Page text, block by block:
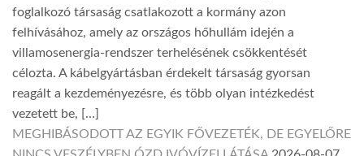
foglalkozó társaság csatlakozott a kormány azon
felhívásához, amely az országos hőhullám idején a
villamosenergia-rendszer terhelésének csökkentését
célozta. A kábelgyártásban érdekelt társaság gyorsan
reagált a kezdeményezésre, és több olyan intézkedést
vezetett be, […]
MEGHIBÁSODOTT AZ EGYIK FŐVEZETÉK, DE EGYELŐRE